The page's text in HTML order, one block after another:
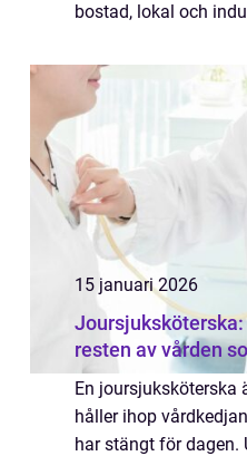
bostad, lokal och
men när något
15 januari 2026
resten av vården
En joursjuksköterska
håller ihop
har stängt för dagen.